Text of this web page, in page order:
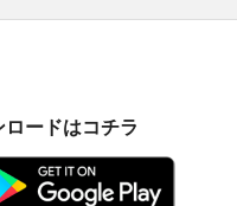
ードはコチラ